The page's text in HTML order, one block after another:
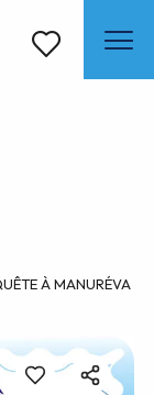
Voir les favoris
À MANURÉVA